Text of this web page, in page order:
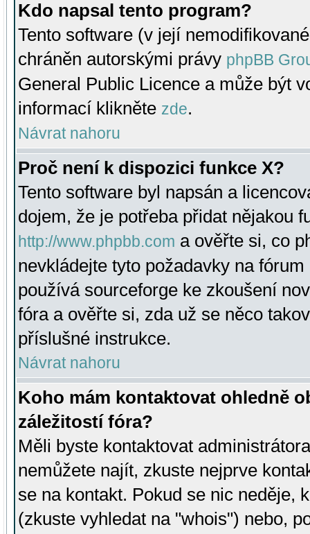
Kdo napsal tento program?
Tento software (v její
chráněn autorskými právy phpBB
General Public Licence a může být
informací klikněte zde.
Návrat nahoru
Proč není k dispozici funkce X?
Tento software byl napsán a
dojem, že je potřeba přidat nějakou
http://www.phpbb.com a ověřte si, co
nevkládejte tyto požadavky na
používá sourceforge ke zkoušení
fóra a ověřte si, zda už se něco
příslušné instrukce.
Návrat nahoru
Koho mám kontaktovat ohledně
záležitostí fóra?
Měli byste kontaktovat
nemůžete najít, zkuste nejprve
se na kontakt. Pokud se nic neděje,
(zkuste vyhledat na "whois") nebo,